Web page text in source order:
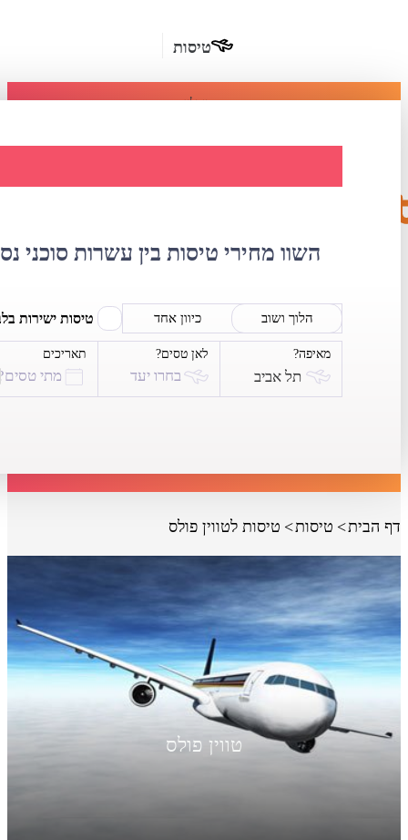
טיסות
מומלץ
בחו"ל
השכרת
רכב
השוו מחירי טיסות בין עשרות סוכני
הלוך ושוב כיוון אחד טיסות ישירות
מאיפה?
תל אביב
לאן טסים?
בחרו יעד
תאריכים
מתי
דף הבית טיסות טיסות לטווין פולס
טווין פולס